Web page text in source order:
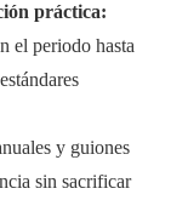
práctica:
el periodo hasta
y guiones
sin sacrificar